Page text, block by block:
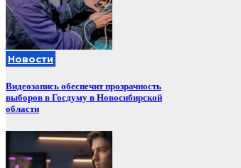
Новости
Видеозапись обеспечит прозрачность
выборов в Госдуму в Новосибирской
области